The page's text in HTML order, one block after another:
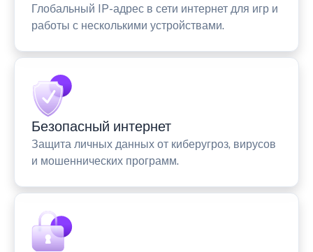
Глобальный IP-адрес в сети интернет для игр и
работы с несколькими устройствами.
Безопасный интернет
Защита личных данных от киберугроз, вирусов
и мошеннических программ.